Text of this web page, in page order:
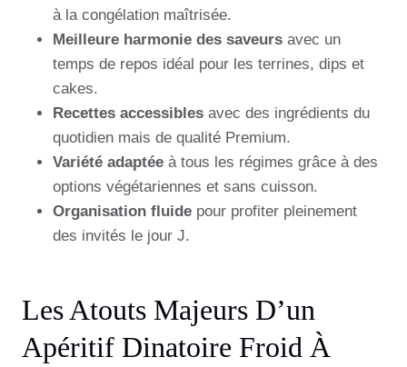
à la congélation maîtrisée.
Meilleure harmonie des saveurs avec un
temps de repos idéal pour les terrines, dips et
cakes.
Recettes accessibles avec des ingrédients du
quotidien mais de qualité Premium.
Variété adaptée à tous les régimes grâce à des
options végétariennes et sans cuisson.
Organisation fluide pour profiter pleinement
des invités le jour J.
Les Atouts Majeurs D’un
Apéritif Dinatoire Froid À